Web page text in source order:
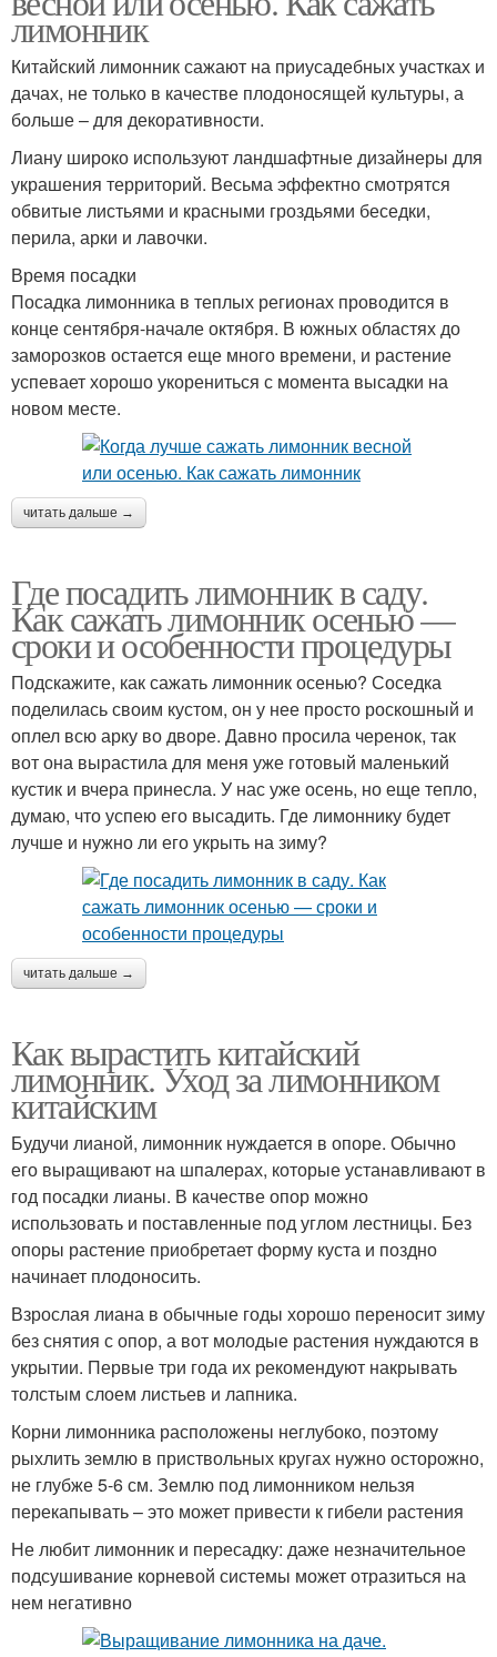
лимонник
Китайский лимонник сажают на приусадебных участках и
дачах, не только в качестве плодоносящей культуры, а
больше – для декоративности.
Лиану широко используют ландшафтные дизайнеры для
украшения территорий. Весьма эффектно смотрятся
обвитые листьями и красными гроздьями беседки,
перила, арки и лавочки.
Время посадки
Посадка лимонника в теплых регионах проводится в
конце сентября-начале октября. В южных областях до
заморозков остается еще много времени, и растение
успевает хорошо укорениться с момента высадки на
новом месте.
читать дальше →
Где посадить лимонник в саду.
Как сажать лимонник осенью —
сроки и особенности процедуры
Подскажите, как сажать лимонник осенью? Соседка
поделилась своим кустом, он у нее просто роскошный и
оплел всю арку во дворе. Давно просила черенок, так
вот она вырастила для меня уже готовый маленький
кустик и вчера принесла. У нас уже осень, но еще тепло,
думаю, что успею его высадить. Где лимоннику будет
лучше и нужно ли его укрыть на зиму?
читать дальше →
Как вырастить китайский
лимонник. Уход за лимонником
китайским
Будучи лианой, лимонник нуждается в опоре. Обычно
его выращивают на шпалерах, которые устанавливают в
год посадки лианы. В качестве опор можно
использовать и поставленные под углом лестницы. Без
опоры растение приобретает форму куста и поздно
начинает плодоносить.
Взрослая лиана в обычные годы хорошо переносит зиму
без снятия с опор, а вот молодые растения нуждаются в
укрытии. Первые три года их рекомендуют накрывать
толстым слоем листьев и лапника.
Корни лимонника расположены неглубоко, поэтому
рыхлить землю в приствольных кругах нужно осторожно,
не глубже 5-6 см. Землю под лимонником нельзя
перекапывать – это может привести к гибели растения
Не любит лимонник и пересадку: даже незначительное
подсушивание корневой системы может отразиться на
нем негативно